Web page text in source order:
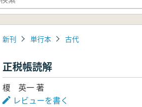
新刊 単行本 古代
正税帳読解
榎 英一 著
レビューを書く